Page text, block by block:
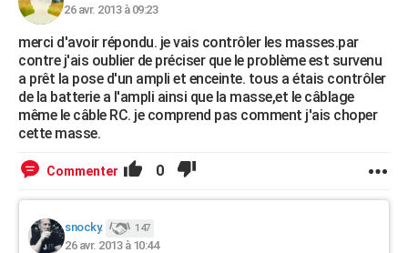
26 avr. 2013 à 09:23
merci d'avoir répondu. je vais contrôler les masses.par
contre j'ais oublier de préciser que le problème est survenu
a prêt la pose d'un ampli et enceinte. tous a étais contrôler
de la batterie a l'ampli ainsi que la masse,et le câblage
même le câble RC. je comprend pas comment j'ais choper
cette masse.
Commenter 0
snocky. 147
26 avr. 2013 à 10:44